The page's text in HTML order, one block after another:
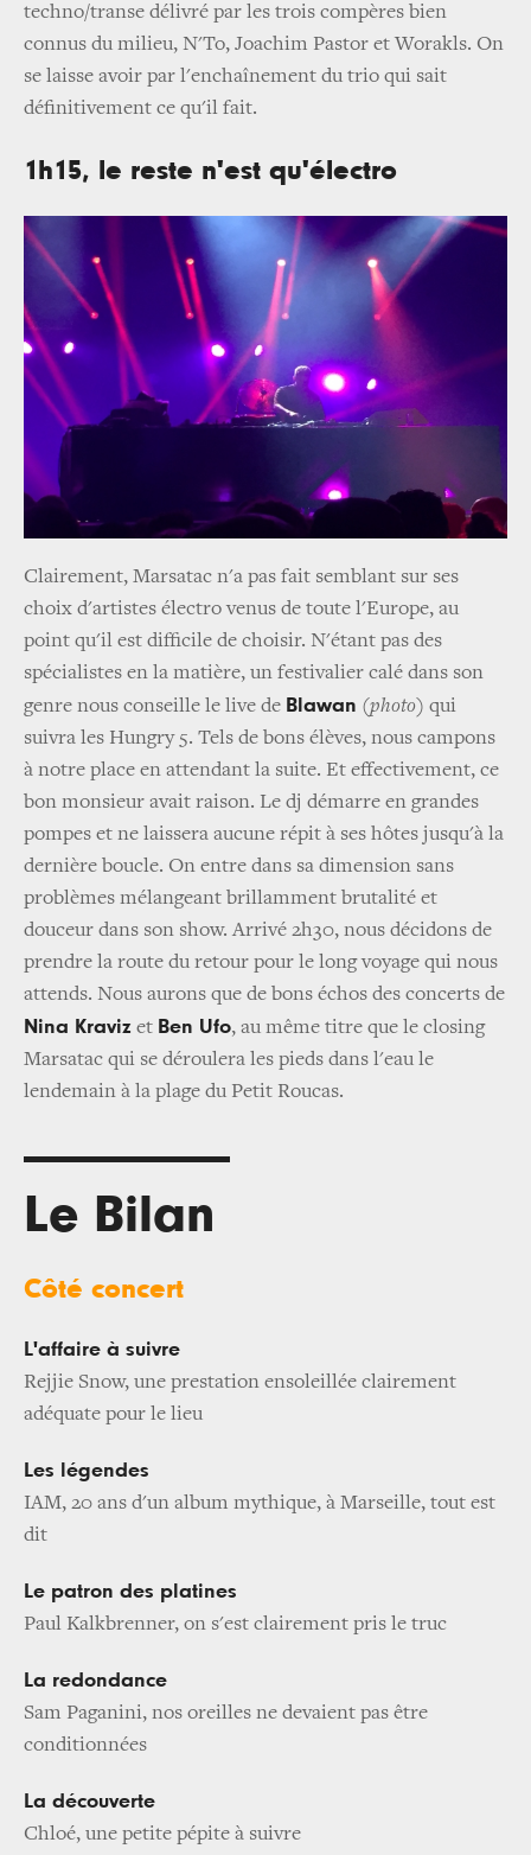
techno/transe délivré par les trois compères bien
connus du milieu, N'To, Joachim Pastor et Worakls. On
se laisse avoir par l'enchaînement du trio qui sait
définitivement ce qu'il fait.
1h15, le reste n'est qu'électro
Clairement, Marsatac n'a pas fait semblant sur ses
choix d'artistes électro venus de toute l'Europe, au
point qu'il est difficile de choisir. N'étant pas des
spécialistes en la matière, un festivalier calé dans son
genre nous conseille le live de Blawan (photo) qui
suivra les Hungry 5. Tels de bons élèves, nous campons
à notre place en attendant la suite. Et effectivement, ce
bon monsieur avait raison. Le dj démarre en grandes
pompes et ne laissera aucune répit à ses hôtes jusqu'à la
dernière boucle. On entre dans sa dimension sans
problèmes mélangeant brillamment brutalité et
douceur dans son show. Arrivé 2h30, nous décidons de
prendre la route du retour pour le long voyage qui nous
attends. Nous aurons que de bons échos des concerts de
Nina Kraviz et Ben Ufo, au même titre que le closing
Marsatac qui se déroulera les pieds dans l'eau le
lendemain à la plage du Petit Roucas.
Le Bilan
Côté concert
L'affaire à suivre
Rejjie Snow, une prestation ensoleillée clairement
adéquate pour le lieu
Les légendes
IAM, 20 ans d'un album mythique, à Marseille, tout est
dit
Le patron des platines
Paul Kalkbrenner, on s'est clairement pris le truc
La redondance
Sam Paganini, nos oreilles ne devaient pas être
conditionnées
La découverte
Chloé, une petite pépite à suivre